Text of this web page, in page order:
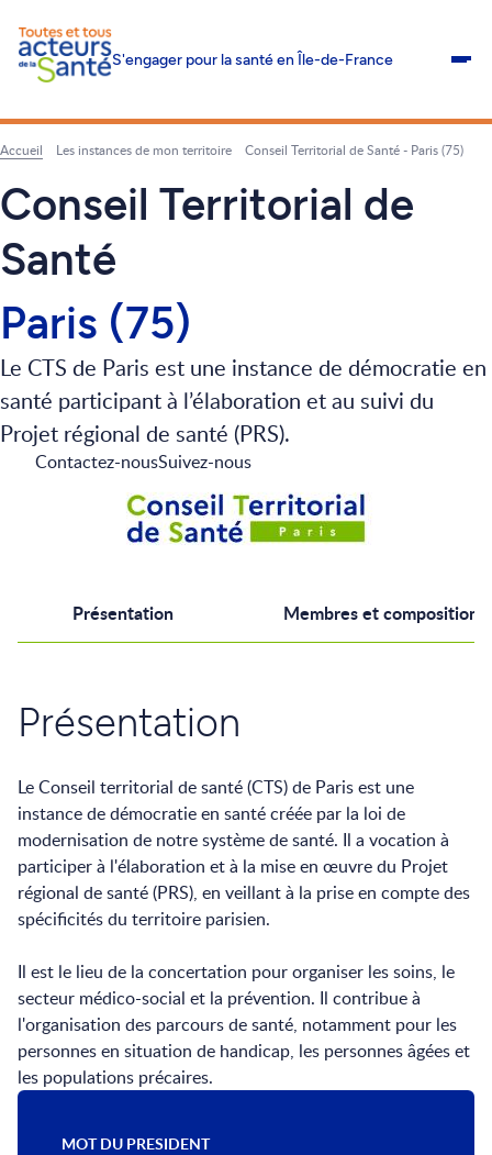
S'engager pour la santé en Île-de-France
Fil
Accueil Les instances de mon territoire Conseil Territorial de Santé - Paris (75)
Conseil Territorial de
Santé
Paris (75)
Le CTS de Paris est une instance de démocratie en
santé participant à l’élaboration et au suivi du
Projet régional de santé (PRS).
Contactez-nousSuivez-nous
Présentation Membres et composition
Présentation
Le Conseil territorial de santé (CTS) de Paris est une
instance de démocratie en santé créée par la loi de
modernisation de notre système de santé. Il a vocation à
participer à l'élaboration et à la mise en œuvre du Projet
régional de santé (PRS), en veillant à la prise en compte des
spécificités du territoire parisien.
Il est le lieu de la concertation pour organiser les soins, le
secteur médico-social et la prévention. Il contribue à
l'organisation des parcours de santé, notamment pour les
personnes en situation de handicap, les personnes âgées et
les populations précaires.
MOT DU PRESIDENT